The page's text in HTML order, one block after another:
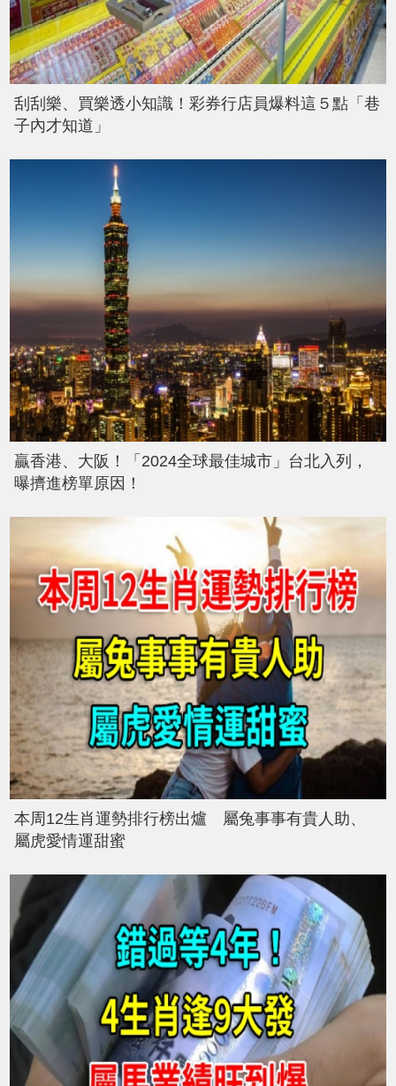
刮刮樂、買樂透小知識！彩券行店員爆料這５點「巷
子內才知道」
贏香港、大阪！「2024全球最佳城市」台北入列，
曝擠進榜單原因！
本周12生肖運勢排行榜出爐 屬兔事事有貴人助、
屬虎愛情運甜蜜